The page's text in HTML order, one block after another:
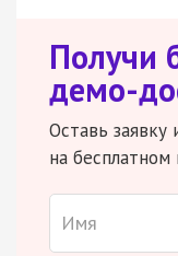
Получи
демо-
Оставь заявку
на